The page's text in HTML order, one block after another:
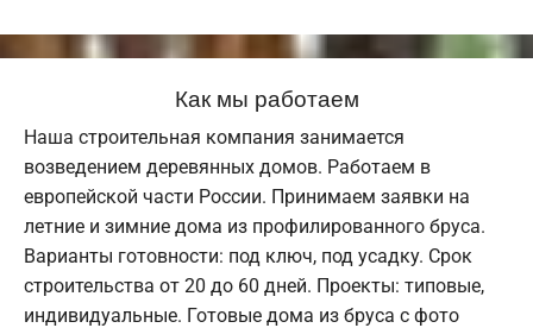
Как мы работаем
Наша строительная компания занимается
возведением деревянных домов. Работаем в
европейской части России. Принимаем заявки на
летние и зимние дома из профилированного бруса.
Варианты готовности: под ключ, под усадку. Срок
строительства от 20 до 60 дней. Проекты: типовые,
индивидуальные. Готовые дома из бруса с фото